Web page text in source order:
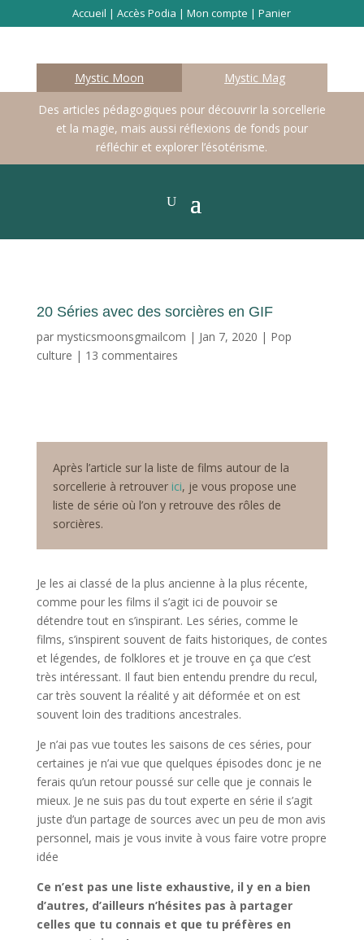
Accueil |Accès Podia |Mon compte |Panier
Mystic Moon Mystic Mag
Des articles pédagogiques pour découvrir la sorcellerie
et la magie, mais aussi réflexions de fonds pour
réfléchir et explorer l’ésotérisme.
20 Séries avec des sorcières en GIF
par mysticsmoonsgmailcom | Jan 7, 2020 | Pop
culture | 13 commentaires
Après l’article sur la liste de films autour de la
sorcellerie à retrouver ici, je vous propose une
liste de série où l’on y retrouve des rôles de
sorcières.
Je les ai classé de la plus ancienne à la plus récente,
comme pour les films il s’agit ici de pouvoir se
détendre tout en s’inspirant. Les séries, comme le
films, s’inspirent souvent de faits historiques, de contes
et légendes, de folklores et je trouve en ça que c’est
très intéressant. Il faut bien entendu prendre du recul,
car très souvent la réalité y ait déformée et on est
souvent loin des traditions ancestrales.
Je n’ai pas vue toutes les saisons de ces séries, pour
certaines je n’ai vue que quelques épisodes donc je ne
ferais qu’un retour poussé sur celle que je connais le
mieux. Je ne suis pas du tout experte en série il s’agit
juste d’un partage de sources avec un peu de mon avis
personnel, mais je vous invite à vous faire votre propre
idée
Ce n’est pas une liste exhaustive, il y en a bien
d’autres, d’ailleurs n’hésites pas à partager
celles que tu connais et que tu préfères en